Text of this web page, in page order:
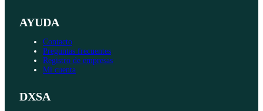
AYUDA
Contacto
Preguntas frecuentes
Registro de empresas
Mi cuenta
DXSA